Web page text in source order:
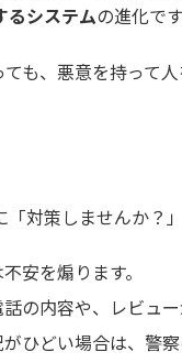
るシステムの進化です
も、悪意を持って
対策しませんか？
安を煽ります。
の内容や、レビュ
ひどい場合は、警